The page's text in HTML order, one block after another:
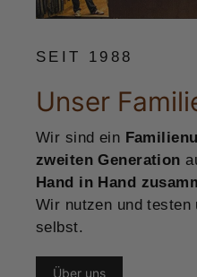
SEIT 1988
Unser
Wir sind ein
zweiten Generation
Hand in Hand
Wir nutzen und
selbst.
Über uns